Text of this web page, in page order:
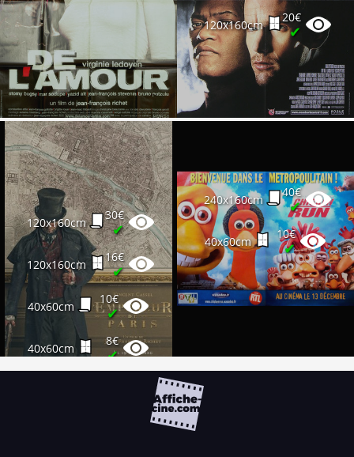
120x160cm
20€
✔
120x160cm
30€
✔
120x160cm
16€
✔
40x60cm
10€
✔
40x60cm
8€
✔
240x160cm
40€
✔
40x60cm
10€
✔